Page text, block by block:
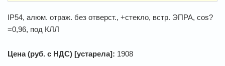
IP54, алюм. отраж. без отверст., +стекло, встр. ЭПРА, cos?
=0,96, под КЛЛ
Цена (руб. с НДС) [устарела]: 1908